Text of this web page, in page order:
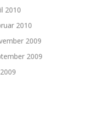
2010
2010
2009
2009